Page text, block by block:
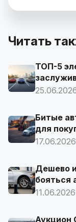
Читать
ТОП-5
Битые
для
17.06.2026
Дешево
бояться
11.06.2026
Аукцион